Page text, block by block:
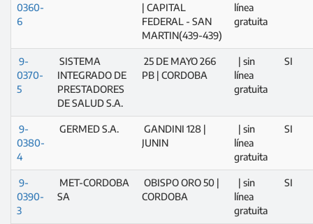
0360-
6
| CAPITAL
FEDERAL - SAN
MARTIN(439-439)
línea
gratuita
9-
0370-
5
SISTEMA
INTEGRADO DE
PRESTADORES
DE SALUD S.A.
25 DE MAYO 266
PB | CORDOBA
| sin
línea
gratuita
SI
9-
0380-
4
GERMED S.A.
GANDINI 128 |
JUNIN
| sin
línea
gratuita
SI
9-
0390-
3
MET-CORDOBA
SA
OBISPO ORO 50 |
CORDOBA
| sin
línea
gratuita
SI